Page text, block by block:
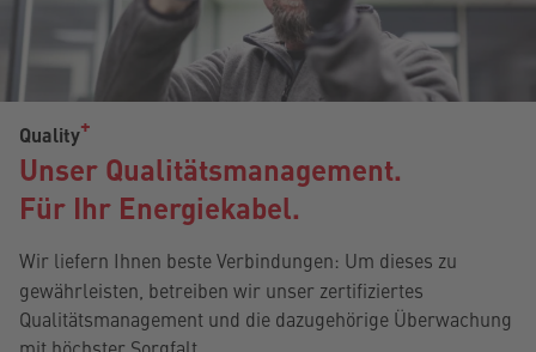
Quality
Unser Qualitätsmanagement.
Für Ihr Energiekabel.
Wir liefern Ihnen beste Verbindungen: Um dieses zu
gewährleisten, betreiben wir unser zertifiziertes
Qualitätsmanagement und die dazugehörige Überwachung